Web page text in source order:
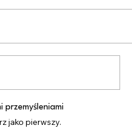
przemyśleniami
jako pierwszy.